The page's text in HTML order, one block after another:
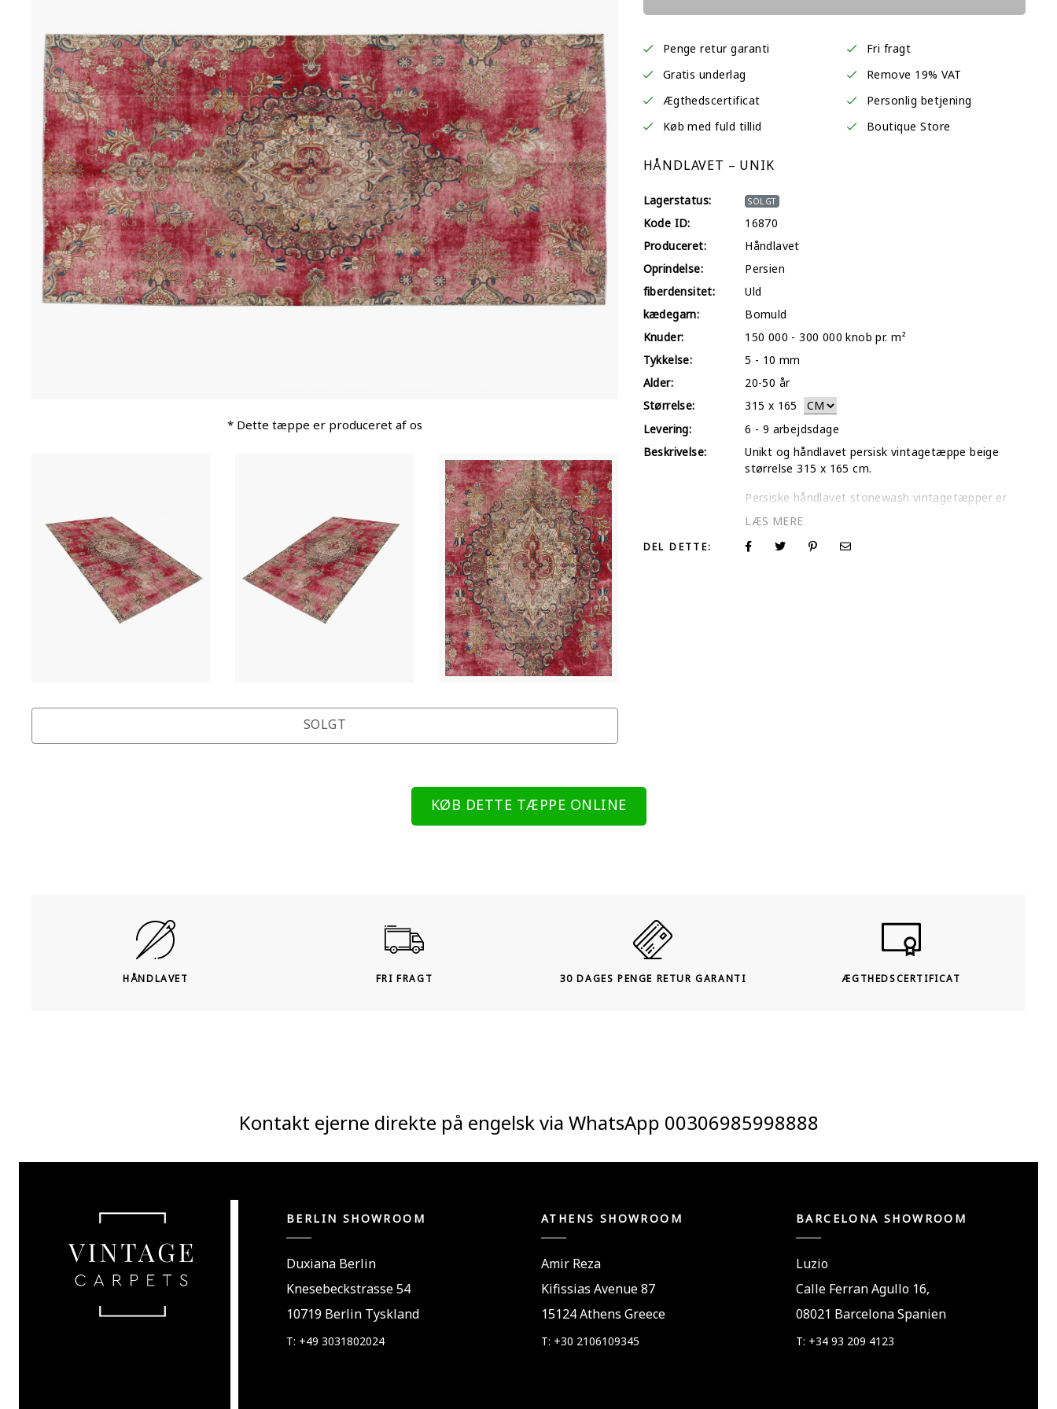
* Dette tæppe er produceret af os
SOLGT
Penge retur garanti
Fri fragt
Gratis underlag
Remove 19% VAT
Ægthedscertificat
Personlig betjening
Køb med fuld tillid
Boutique Store
HÅNDLAVET – UNIK
Lagerstatus: SOLGT
Kode ID:
16870
Produceret:
Håndlavet
Oprindelse:
Persien
fiberdensitet:
Uld
kædegarn:
Bomuld
Knuder:
150 000 - 300 000 knob pr. m²
Tykkelse:
5 - 10 mm
Alder:
20-50 år
Størrelse:
315 x 165
Levering:
6 - 9 arbejdsdage
Beskrivelse:
Unikt og håndlavet persisk vintagetæppe beige
størrelse 315 x 165 cm.
Persiske håndlavet stonewash vintagetæpper er
hurtigt blevet de mest populære og eftersøgte
tæpper for designere og forbrugere. Stonewash
tæpper er et alle tiders valg, når du søger at
DEL DETTE:
KØB DETTE TÆPPE ONLINE
HÅNDLAVET FRI FRAGT 30 DAGES PENGE RETUR GARANTI ÆGTHEDSCERTIFICAT
Kontakt ejerne direkte på engelsk via WhatsApp 00306985998888
BERLIN SHOWROOM
Duxiana Berlin
Knesebeckstrasse 54
10719 Berlin Tyskland
T: +49 3031802024
ATHENS SHOWROOM
Amir Reza
Kifissias Avenue 87
15124 Athens Greece
T: +30 2106109345
BARCELONA SHOWROOM
Luzio
Calle Ferran Agullo 16,
08021 Barcelona Spanien
T: +34 93 209 4123